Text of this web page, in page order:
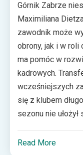
Górnik Zabrze
Maximiliana
zawodnik może
obrony, jak i w
ma pomóc w
kadrowych.
wcześniejszych
się z klubem
sezonu nie
Read More